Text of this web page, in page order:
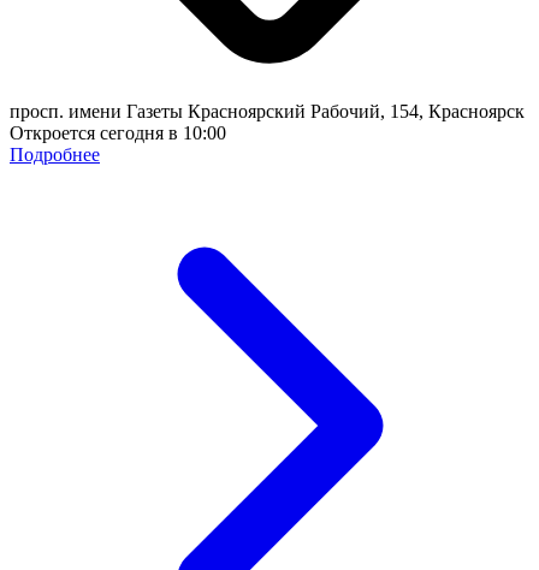
просп. имени Газеты Красноярский Рабочий, 154, Красноярск
Откроется сегодня в 10:00
Подробнее